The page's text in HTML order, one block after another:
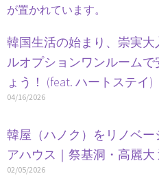
韓国生活の始まり、崇実
ルオプションワンルーム
ょう！ (feat. ハートステイ)
04/16/2026
韓屋（ハノク）をリノベ
アハウス｜祭基洞・高麗
02/05/2026